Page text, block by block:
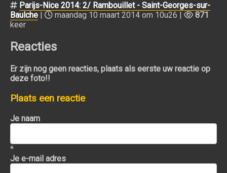
Parijs-Nice 2014: 2/ Rambouillet - Saint-Georges-sur-
Baulche
maandag 10 maart 2014 om 10u26 |
871
keer
Reacties
Er zijn nog geen reacties, plaats als eerste uw reactie op
deze foto!!
Plaats een reactie
Je naam
*
Je e-mail adres